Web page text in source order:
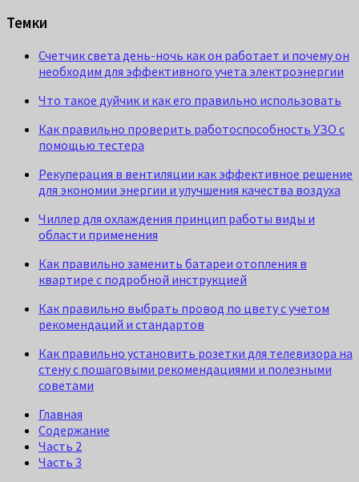
Темки
Счетчик света день-ночь как он работает и почему он
необходим для эффективного учета электроэнергии
Что такое дуйчик и как его правильно использовать
Как правильно проверить работоспособность УЗО с
помощью тестера
Рекуперация в вентиляции как эффективное решение
для экономии энергии и улучшения качества воздуха
Чиллер для охлаждения принцип работы виды и
области применения
Как правильно заменить батареи отопления в
квартире с подробной инструкцией
Как правильно выбрать провод по цвету с учетом
рекомендаций и стандартов
Как правильно установить розетки для телевизора на
стену с пошаговыми рекомендациями и полезными
советами
Главная
Содержание
Часть 2
Часть 3